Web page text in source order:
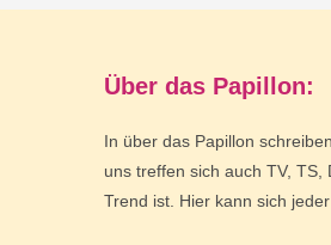
Über das Papillon:
In über das Papillon
uns treffen sich auch TV,
Trend ist. Hier kann sich